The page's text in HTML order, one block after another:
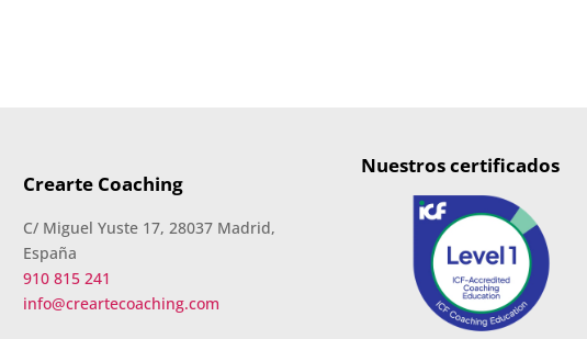
Crearte Coaching
C/ Miguel Yuste 17, 28037 Madrid,
España
910 815 241
info@creartecoaching.com
Nuestros certificados